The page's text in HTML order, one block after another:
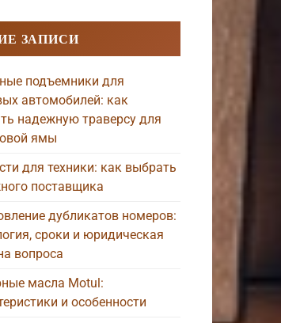
ЗАПИСИ
подъемники для
автомобилей: как
надежную траверсу для
ямы
для техники: как выбрать
поставщика
дубликатов номеров:
сроки и юридическая
вопроса
масла Motul:
и особенности